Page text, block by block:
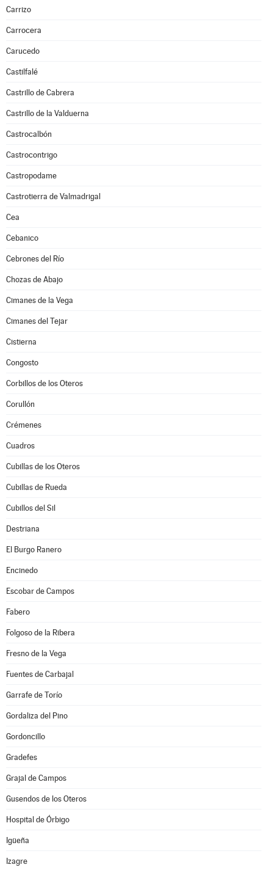
Carrizo
Carrocera
Carucedo
Castilfalé
Castrillo de Cabrera
Castrillo de la Valduerna
Castrocalbón
Castrocontrigo
Castropodame
Castrotierra de Valmadrigal
Cea
Cebanico
Cebrones del Río
Chozas de Abajo
Cimanes de la Vega
Cimanes del Tejar
Cistierna
Congosto
Corbillos de los Oteros
Corullón
Crémenes
Cuadros
Cubillas de los Oteros
Cubillas de Rueda
Cubillos del Sil
Destriana
El Burgo Ranero
Encinedo
Escobar de Campos
Fabero
Folgoso de la Ribera
Fresno de la Vega
Fuentes de Carbajal
Garrafe de Torío
Gordaliza del Pino
Gordoncillo
Gradefes
Grajal de Campos
Gusendos de los Oteros
Hospital de Órbigo
Igüeña
Izagre